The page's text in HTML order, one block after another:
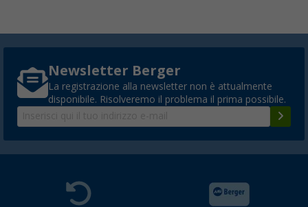
Newsletter Berger
La registrazione alla newsletter non è attualmente
disponibile. Risolveremo il problema il prima possibile.